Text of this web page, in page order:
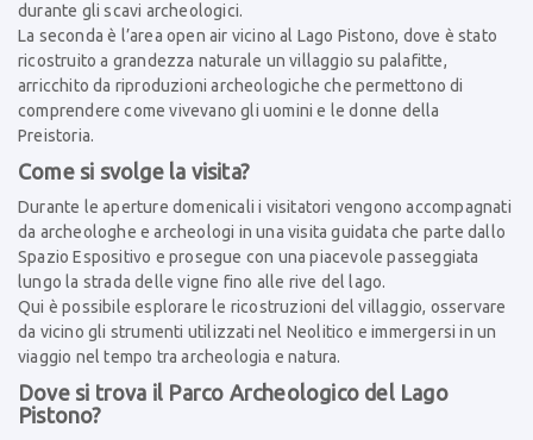
durante gli scavi archeologici.
La seconda è l’area open air vicino al Lago Pistono, dove è stato
ricostruito a grandezza naturale un villaggio su palafitte,
arricchito da riproduzioni archeologiche che permettono di
comprendere come vivevano gli uomini e le donne della
Preistoria.
Come si svolge la visita?
Durante le aperture domenicali i visitatori vengono accompagnati
da archeologhe e archeologi in una visita guidata che parte dallo
Spazio Espositivo e prosegue con una piacevole passeggiata
lungo la strada delle vigne fino alle rive del lago.
Qui è possibile esplorare le ricostruzioni del villaggio, osservare
da vicino gli strumenti utilizzati nel Neolitico e immergersi in un
viaggio nel tempo tra archeologia e natura.
Dove si trova il Parco Archeologico del Lago
Pistono?